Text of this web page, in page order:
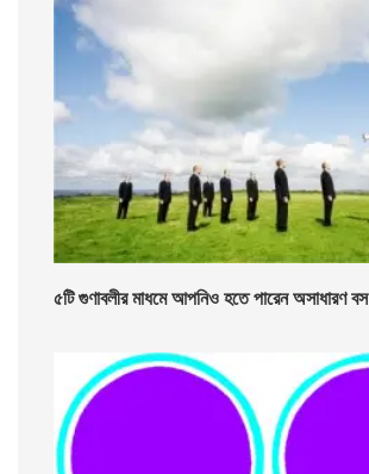
৫টি গুণাবলীর মাধমে আপনিও হতে পারেন অসাধারণ বস